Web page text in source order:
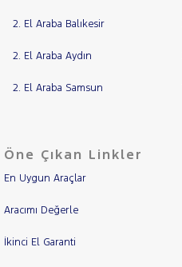
2. El Araba Balıkesir
2. El Araba Aydın
2. El Araba Samsun
Öne Çıkan Linkler
En Uygun Araçlar
Aracımı Değerle
İkinci El Garanti